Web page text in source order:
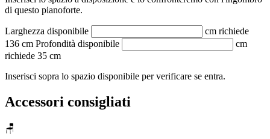
di questo pianoforte.
Larghezza disponibile cm richiede
136 cm Profondità disponibile
cm
richiede 35 cm
Inserisci sopra lo spazio disponibile per verificare se entra.
Accessori consigliati
🪑